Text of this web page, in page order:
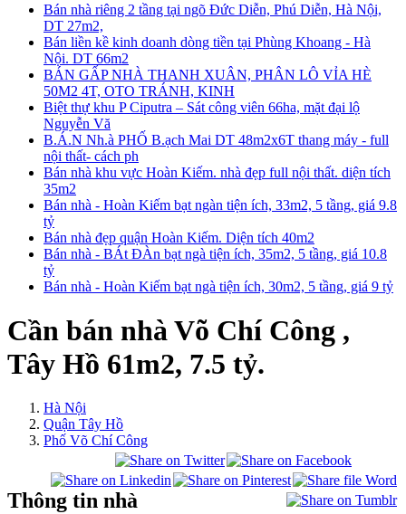
Bán nhà riêng 2 tầng tại ngõ Đức Diễn, Phú Diễn, Hà Nội,
DT 27m2,
Bán liền kề kinh doanh dòng tiền tại Phùng Khoang - Hà
Nội. DT 66m2
BÁN GẤP NHÀ THANH XUÂN, PHÂN LÔ VỈA HÈ
50M2 4T, OTO TRÁNH, KINH
Biệt thự khu P Ciputra – Sát công viên 66ha, mặt đại lộ
Nguyễn Vă
B.Á.N Nh.à PHỐ B.ạch Mai DT 48m2x6T thang máy - full
nội thất- cách ph
Bán nhà khu vực Hoàn Kiếm. nhà đẹp full nội thất. diện tích
35m2
Bán nhà - Hoàn Kiếm bạt ngàn tiện ích, 33m2, 5 tầng, giá 9.8
tỷ
Bán nhà đẹp quận Hoàn Kiếm. Diện tích 40m2
Bán nhà - BÁt ĐÀn bạt ngà tiện ích, 35m2, 5 tầng, giá 10.8
tỷ
Bán nhà - Hoàn Kiếm bạt ngà tiện ích, 30m2, 5 tầng, giá 9 tỷ
Cần bán nhà Võ Chí Công ,
Tây Hồ 61m2, 7.5 tỷ.
Hà Nội
Quận Tây Hồ
Phố Võ Chí Công
Thông tin nhà